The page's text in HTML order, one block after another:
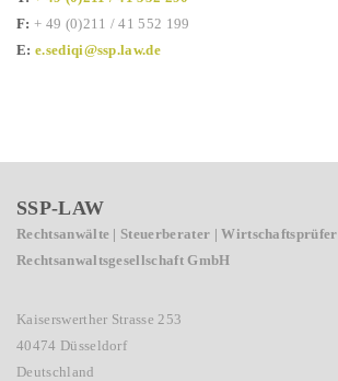
F: + 49 (0)211 / 41 552 199
E: e.sediqi@ssp.law.de
SSP-LAW
Rechtsanwälte | Steuerberater | Wirtschaftsprüfer
Rechtsanwaltsgesellschaft GmbH
Kaiserswerther Strasse 253
40474 Düsseldorf
Deutschland